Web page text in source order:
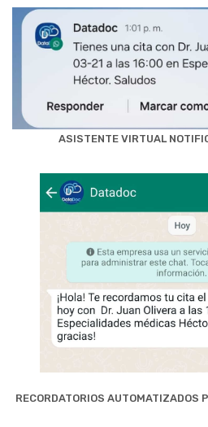
ASISTENTE VIRTUAL
RECORDATORIOS AUTOMATIZADOS